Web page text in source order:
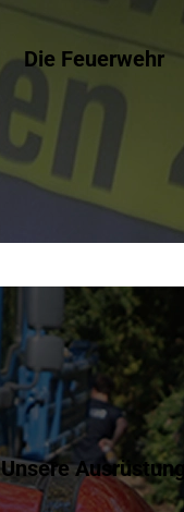
Die Feuerwehr
Unsere Ausrüstung